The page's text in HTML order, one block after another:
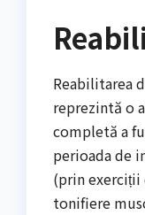
Reabilitarea
reprezintă o
completă a
perioada de
(prin
tonifiere